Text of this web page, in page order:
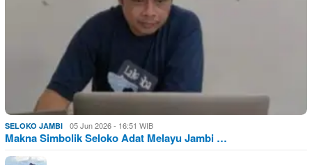
SELOKO JAMBI 05 Jun 2026 - 16:51 WIB
Makna Simbolik Seloko Adat Melayu Jambi …